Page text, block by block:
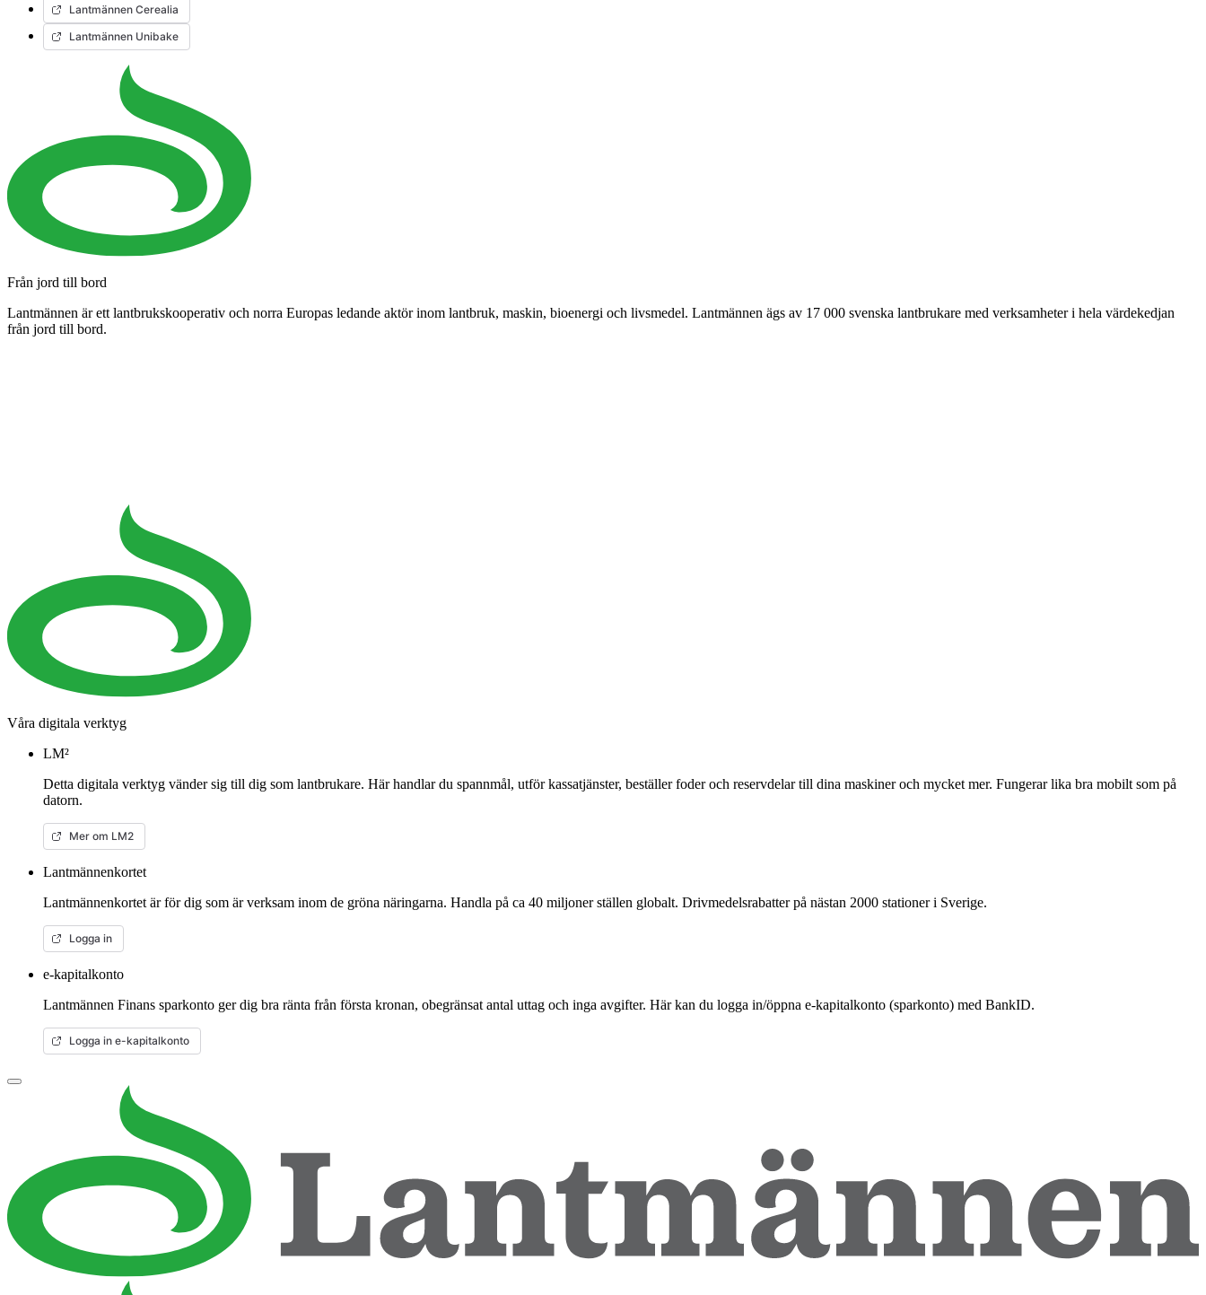
Lantmännen Cerealia
Lantmännen Unibake
Från jord till bord
Lantmännen är ett lantbrukskooperativ och norra Europas ledande aktör inom lantbruk, maskin, bioenergi och livsmedel. Lantmännen ägs av 17 000 svenska lantbrukare med verksamheter i hela värdekedjan
från jord till bord.
Våra digitala verktyg
LM²
Detta digitala verktyg vänder sig till dig som lantbrukare. Här handlar du spannmål, utför kassatjänster, beställer foder och reservdelar till dina maskiner och mycket mer. Fungerar lika bra mobilt som på
datorn.
Mer om LM2
Lantmännenkortet
Lantmännenkortet är för dig som är verksam inom de gröna näringarna. Handla på ca 40 miljoner ställen globalt. Drivmedelsrabatter på nästan 2000 stationer i Sverige.
Logga in
e-kapitalkonto
Lantmännen Finans sparkonto ger dig bra ränta från första kronan, obegränsat antal uttag och inga avgifter. Här kan du logga in/öppna e-kapitalkonto (sparkonto) med BankID.
Logga in e-kapitalkonto